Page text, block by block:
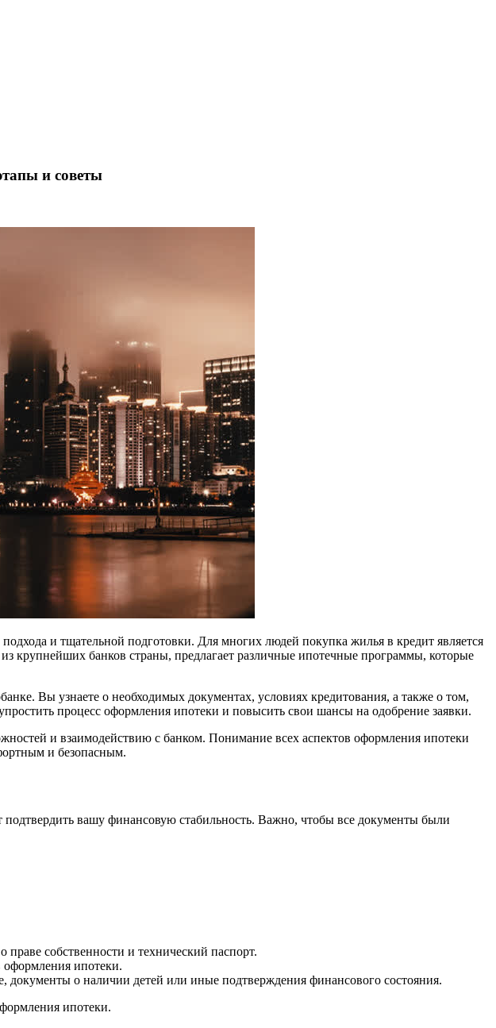
и советы
и тщательной подготовки. Для многих людей покупка жилья в кредит является
крупнейших банков страны, предлагает различные ипотечные программы, которые
Вы узнаете о необходимых документах, условиях кредитования, а также о том,
процесс оформления ипотеки и повысить свои шансы на одобрение заявки.
и взаимодействию с банком. Понимание всех аспектов оформления ипотеки
и безопасным.
вашу финансовую стабильность. Важно, чтобы все документы были
собственности и технический паспорт.
ипотеки.
документы о наличии детей или иные подтверждения финансового состояния.
ипотеки.